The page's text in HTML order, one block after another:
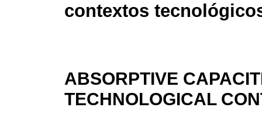
contextos
ABSORPTIVE
TECHNOLOGICAL